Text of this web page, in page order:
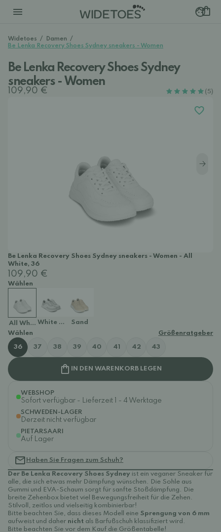
Widetoes / Damen /
Be Lenka Recovery Shoes Sydney sneakers - Women
Be Lenka Recovery Shoes Sydney
sneakers - Women
109,90 € (5)
Be Lenka Recovery Shoes Sydney sneakers - Women - All
White, 36
109,90 €
Wählen
All WhiteWhite & Light Grey
Sand
Wählen
Größenratgeber
36 37 38 39 40 41 42 43
IN DEN WARENKORB LEGEN
WEBSHOP
Sofort verfügbar - Lieferzeit 1 - 4 Werktage
SCHWEDEN-LAGER
Derzeit nicht verfügbar
PIETARSAARI
Auf Lager
Haben Sie Fragen zum Schuh?
Der Be Lenka Recovery Shoes Sydney ist ein veganer Sneaker für
alle, die sich etwas mehr Dämpfung wünschen. Die Sohle aus
Gummi und EVA-Schaum sorgt für sanfte Stoßdämpfung. Die
breite Zehenbox bietet viel Bewegungsfreiheit für die Zehen.
Stilvoll, zeitlos und vielseitig kombinierbar!
Bitte beachten Sie, dass dieses Modell eine Sprengung von 6 mm
aufweist und daher nicht als Barfußschuh klassifiziert wird.
Bitte beachten Sie vor dem Kauf die Größentabelle!